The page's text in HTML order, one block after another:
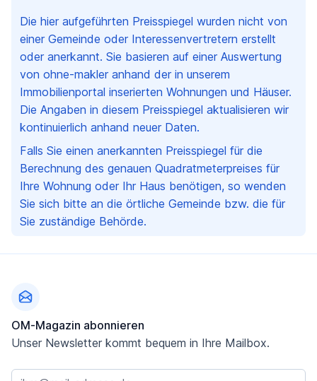
Die hier aufgeführten Preisspiegel wurden nicht von
einer Gemeinde oder Interessenvertretern erstellt
oder anerkannt. Sie basieren auf einer Auswertung
von ohne-makler anhand der in unserem
Immobilienportal inserierten Wohnungen und Häuser.
Die Angaben in diesem Preisspiegel aktualisieren wir
kontinuierlich anhand neuer Daten.
Falls Sie einen anerkannten Preisspiegel für die
Berechnung des genauen Quadratmeterpreises für
Ihre Wohnung oder Ihr Haus benötigen, so wenden
Sie sich bitte an die örtliche Gemeinde bzw. die für
Sie zuständige Behörde.
OM-Magazin abonnieren
Unser Newsletter kommt bequem in Ihre Mailbox.